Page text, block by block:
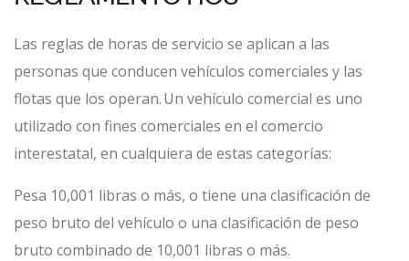
Las reglas de horas de servicio se aplican a las
personas que conducen vehículos comerciales y las
flotas que los operan. Un vehículo comercial es uno
utilizado con fines comerciales en el comercio
interestatal, en cualquiera de estas categorías:
Pesa 10,001 libras o más, o tiene una clasificación de
peso bruto del vehículo o una clasificación de peso
bruto combinado de 10,001 libras o más.